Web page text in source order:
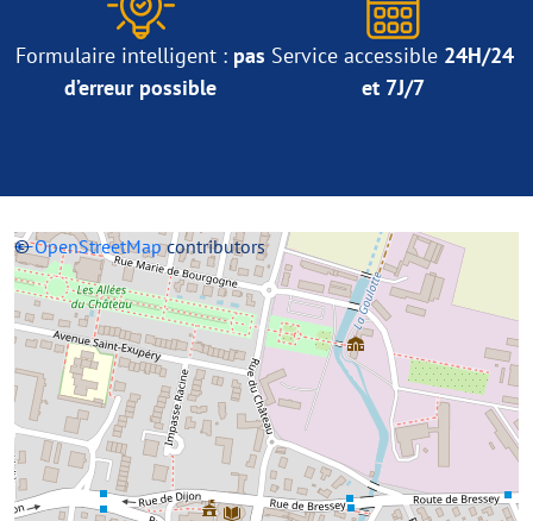
Formulaire intelligent : pas
d’erreur possible
Service accessible 24H/24
et 7J/7
+−
©OpenStreetMapcontributors